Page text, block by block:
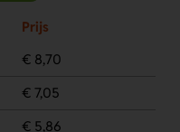
Prijs
€ 8,70
€ 7,05
€ 5,86